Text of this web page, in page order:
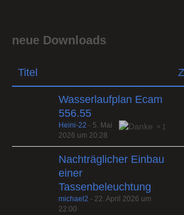
neue Downloads
Titel
Wasserlaufplan Ecam
556.55
1
Heini-22 - 5. Mai
2026 um 20:28
Nachträglicher Einbau
einer
Tassenbeleuchtung
michael2 - 22. April 2026 um
22:00